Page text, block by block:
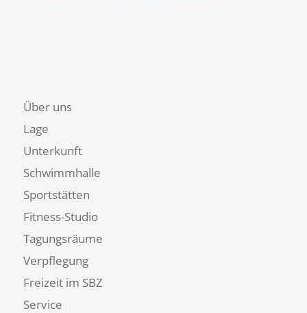
Über uns
Lage
Unterkunft
Schwimmhalle
Sportstätten
Fitness-Studio
Tagungsräume
Verpflegung
Freizeit im SBZ
Service